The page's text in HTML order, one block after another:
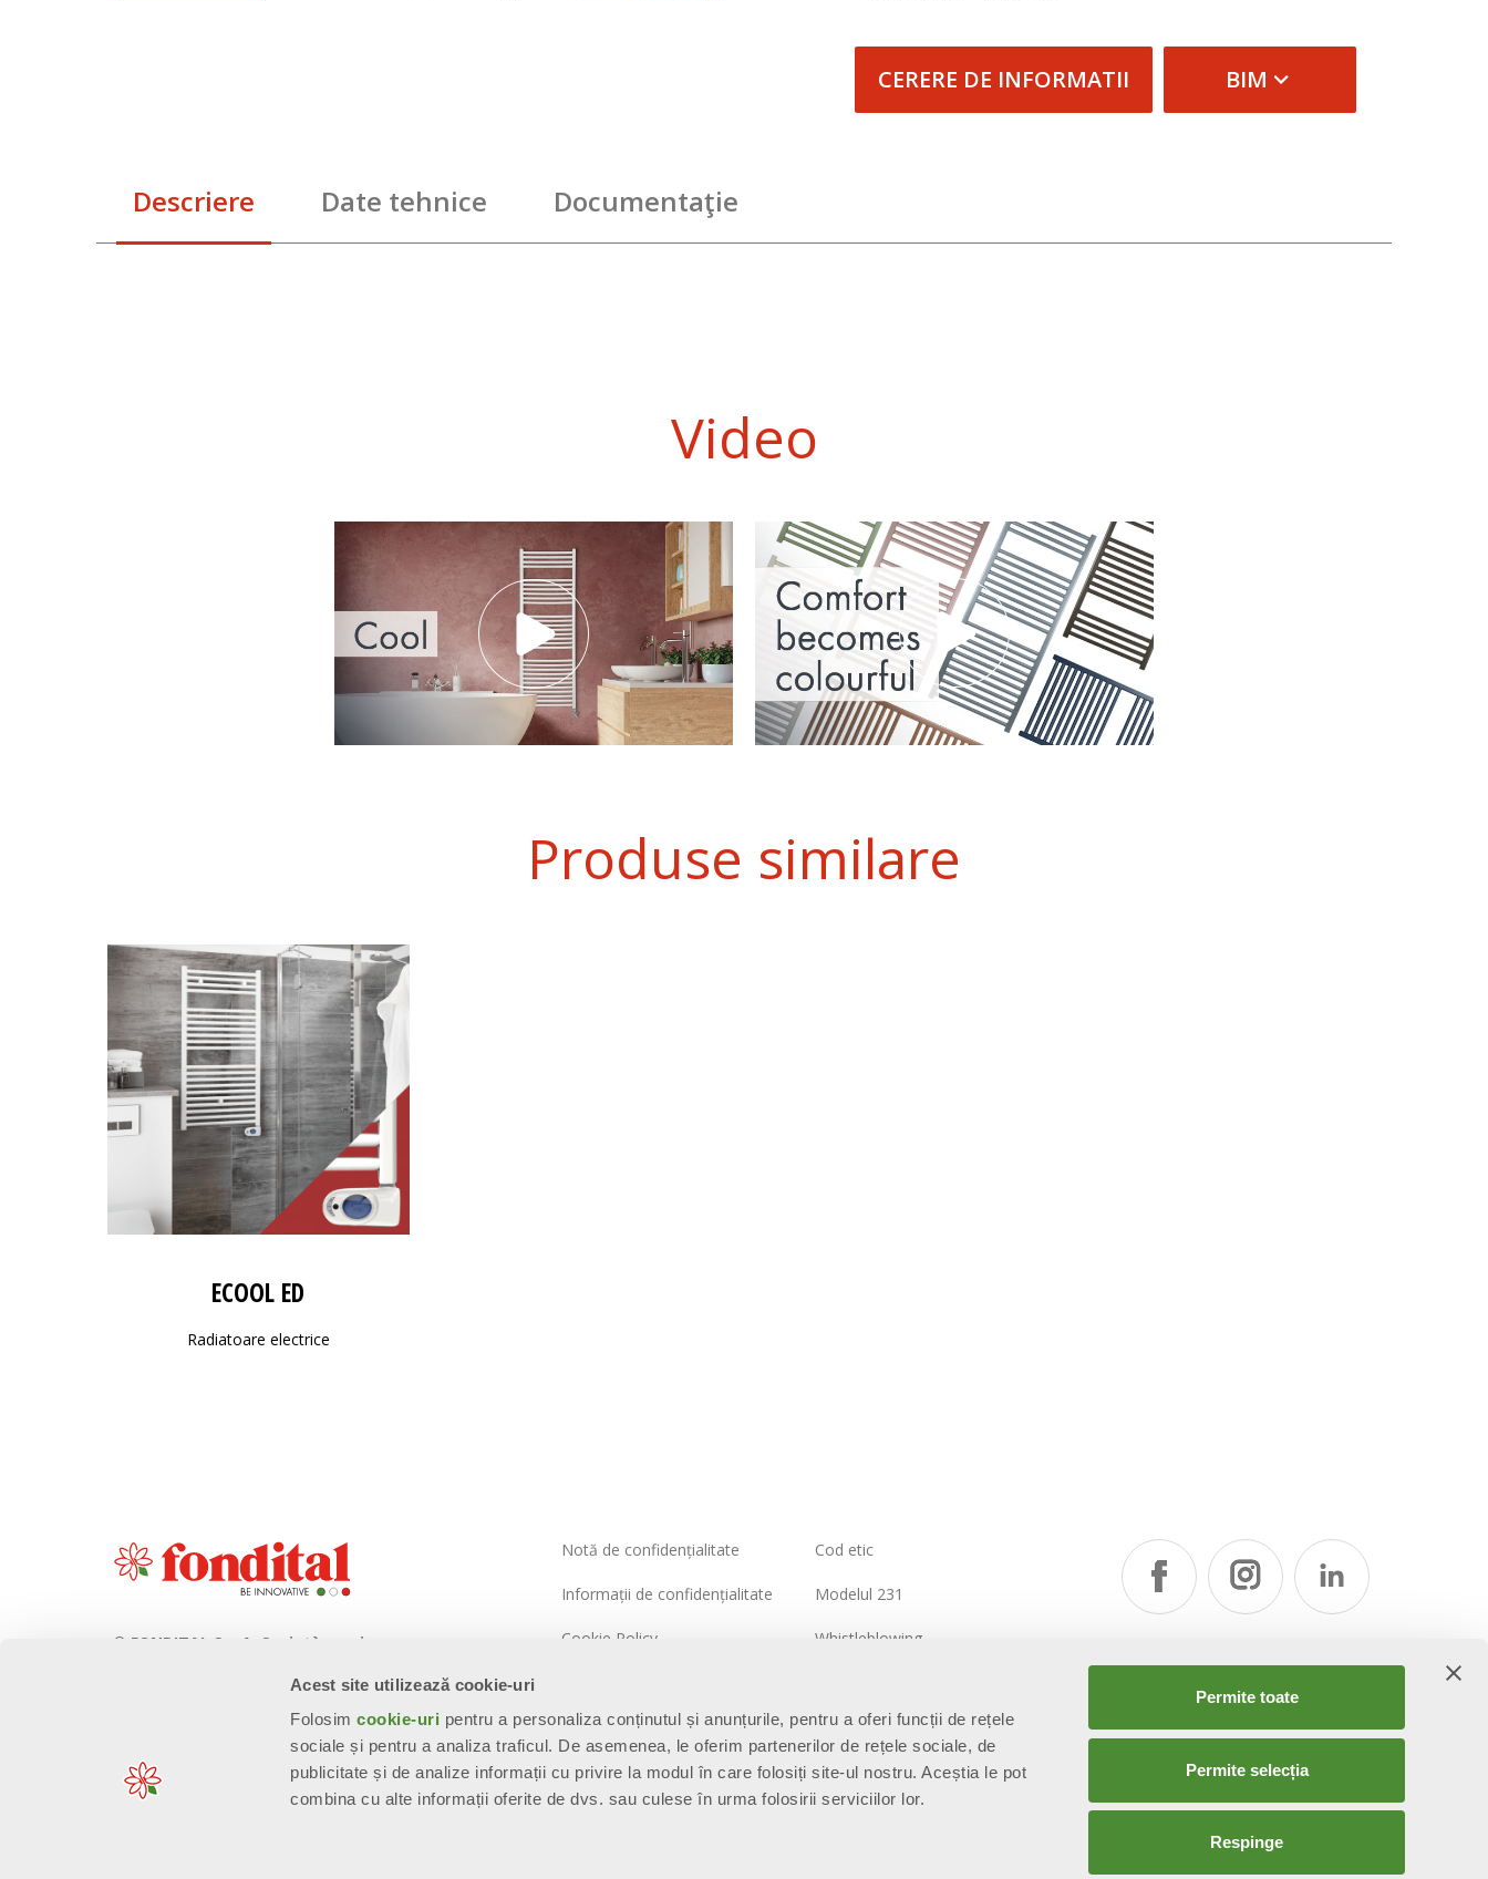
Acest site utilizează cookie-uri
Folosimcookie-uri pentru a personaliza conținutul și anunțurile, pentru a oferi funcții de rețele
sociale și pentru a analiza traficul. De asemenea, le oferim partenerilor de rețele sociale, de
publicitate și de analize informații cu privire la modul în care folosiți site-ul nostru. Aceștia le pot
combina cu alte informații oferite de dvs. sau culese în urma folosirii serviciilor lor.
Permite toate
Permite selecția
Respinge
CERERE DE INFORMATII BIM
Descriere Date tehnice Documentaţie
Video
Produse similare
ECOOL ED
Radiatoare electrice
© FONDITAL S.p.A. Società a unico
Sede Legale e Amministrativa
Via Cerreto, 40 - 25079 VOBARNO
Notă de confidențialitate
Informații de confidențialitate
Cookie Policy
Harta site-ului
Cod etic
Modelul 231
Whistleblowing